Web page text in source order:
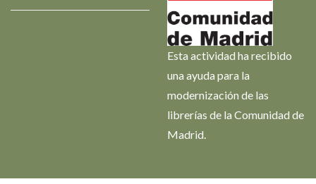
Esta actividad ha recibido
una ayuda para la
modernización de las
librerías de la Comunidad de
Madrid.